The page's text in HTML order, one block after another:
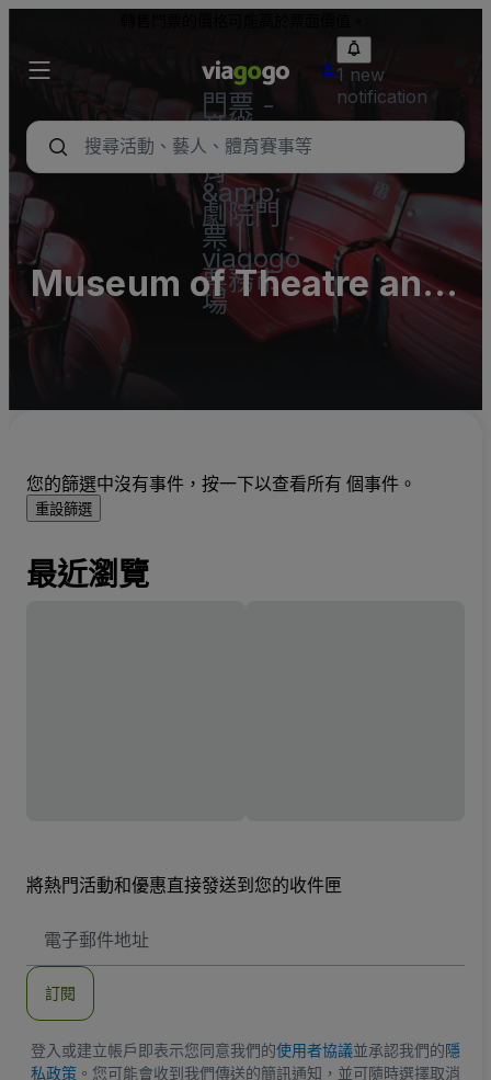
門票 -
音樂
會、體
育
&amp;
劇院門
票 |
viagogo
票務市
場
1 new
notification
Museum of Theatre and
Music
您的篩選中沒有事件，按一下以查看所有 個事件。
重設篩選
最近瀏覽
將熱門活動和優惠直接發送到您的收件匣
子
地
訂閱
登入或建立帳戶即表示您同意我們的使用者協議並承認我們的隱
私政策 。您可能會收到我們傳送的簡訊通知，並可隨時選擇取消